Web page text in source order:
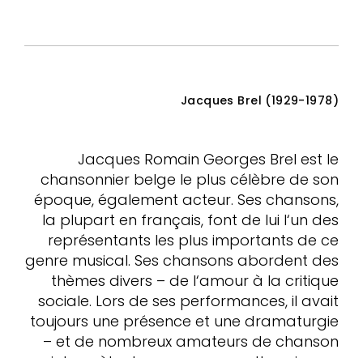
Jacques Brel (1929-1978)
Jacques Romain Georges Brel est le
chansonnier belge le plus célèbre de son
époque, également acteur. Ses chansons,
la plupart en français, font de lui l‘un des
représentants les plus importants de ce
genre musical. Ses chansons abordent des
thèmes divers – de l‘amour à la critique
sociale. Lors de ses performances, il avait
toujours une présence et une dramaturgie
– et de nombreux amateurs de chanson